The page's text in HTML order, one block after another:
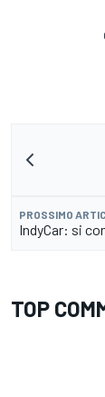
PROSSIMO
IndyCar: si
TOP